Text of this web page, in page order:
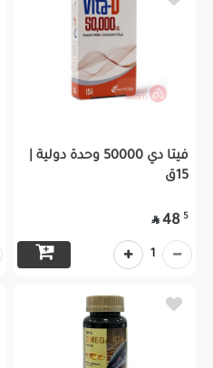
فيتا دي 50000 وحدة دولية |
15ق
5
48

1